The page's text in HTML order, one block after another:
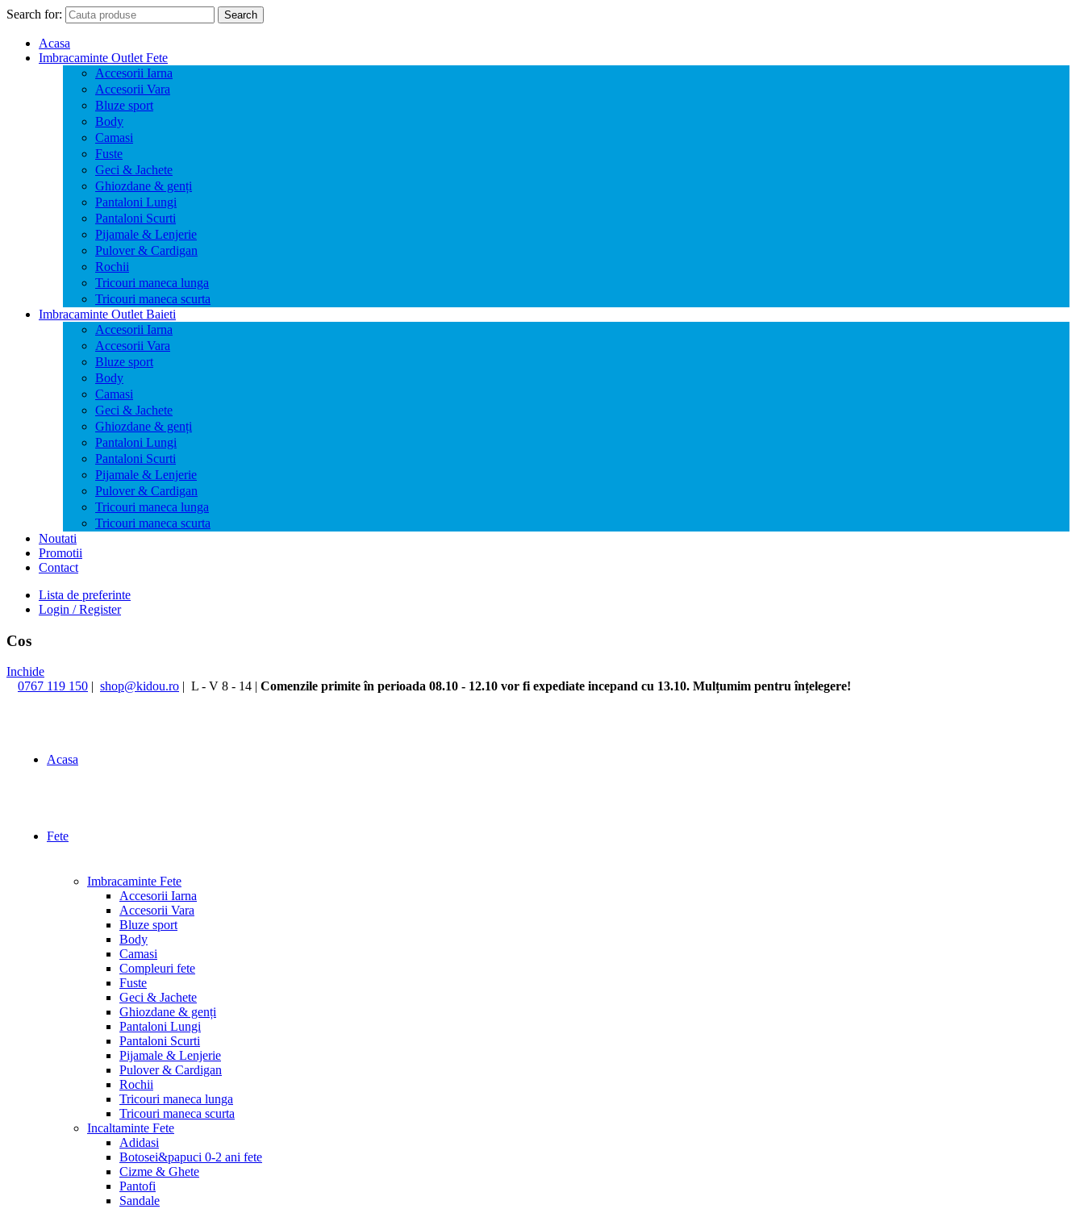
Search for: Search
Acasa
Imbracaminte Outlet Fete
Accesorii Iarna
Accesorii Vara
Bluze sport
Body
Camasi
Fuste
Geci & Jachete
Ghiozdane & genți
Pantaloni Lungi
Pantaloni Scurti
Pijamale & Lenjerie
Pulover & Cardigan
Rochii
Tricouri maneca lunga
Tricouri maneca scurta
Imbracaminte Outlet Baieti
Accesorii Iarna
Accesorii Vara
Bluze sport
Body
Camasi
Geci & Jachete
Ghiozdane & genți
Pantaloni Lungi
Pantaloni Scurti
Pijamale & Lenjerie
Pulover & Cardigan
Tricouri maneca lunga
Tricouri maneca scurta
Noutati
Promotii
Contact
Lista de preferinte
Login / Register
Cos
Inchide
0767 119 150 | shop@kidou.ro | L - V 8 - 14 | Comenzile primite în perioada 08.10 - 12.10 vor fi expediate incepand cu 13.10. Mulțumim pentru înțelegere!
Acasa
Fete
Imbracaminte Fete
Accesorii Iarna
Accesorii Vara
Bluze sport
Body
Camasi
Compleuri fete
Fuste
Geci & Jachete
Ghiozdane & genți
Pantaloni Lungi
Pantaloni Scurti
Pijamale & Lenjerie
Pulover & Cardigan
Rochii
Tricouri maneca lunga
Tricouri maneca scurta
Incaltaminte Fete
Adidasi
Botosei&papuci 0-2 ani fete
Cizme & Ghete
Pantofi
Sandale